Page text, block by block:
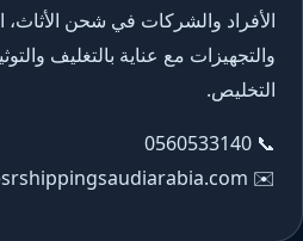
الأفراد والشركات في شحن الأثاث،
والتجهيزات مع عناية بالتغليف
التخليص.
📞
0560533140
✉️